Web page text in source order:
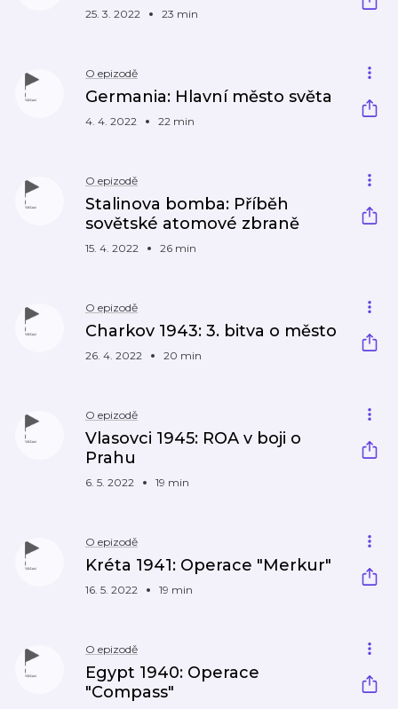
25. 3. 2022 23 min
O epizodě
Germania: Hlavní město světa
4. 4. 2022 22 min
O epizodě
Stalinova bomba: Příběh
sovětské atomové zbraně
15. 4. 2022 26 min
O epizodě
Charkov 1943: 3. bitva o město
26. 4. 2022 20 min
O epizodě
Vlasovci 1945: ROA v boji o
Prahu
6. 5. 2022 19 min
O epizodě
Kréta 1941: Operace "Merkur"
16. 5. 2022 19 min
O epizodě
Egypt 1940: Operace
"Compass"